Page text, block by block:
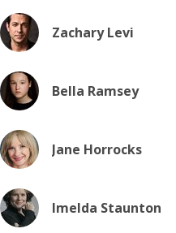
Zachary Levi
Bella Ramsey
Jane Horrocks
Imelda Staunton